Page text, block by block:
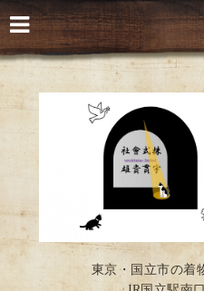
東京・国立市の着